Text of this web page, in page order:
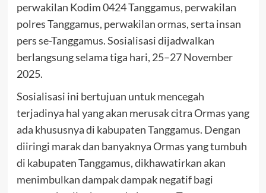
perwakilan Kodim 0424 Tanggamus, perwakilan
polres Tanggamus, perwakilan ormas, serta insan
pers se-Tanggamus. Sosialisasi dijadwalkan
berlangsung selama tiga hari, 25–27 November
2025.
Sosialisasi ini bertujuan untuk mencegah
terjadinya hal yang akan merusak citra Ormas yang
ada khususnya di kabupaten Tanggamus. Dengan
diiringi marak dan banyaknya Ormas yang tumbuh
di kabupaten Tanggamus, dikhawatirkan akan
menimbulkan dampak dampak negatif bagi